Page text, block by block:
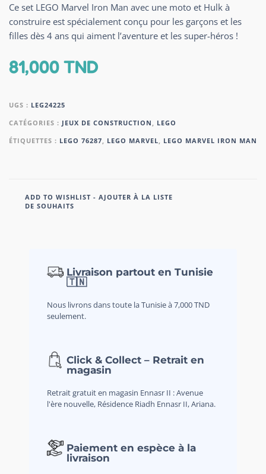
Ce set LEGO Marvel Iron Man avec une moto et Hulk à
construire est spécialement conçu pour les garçons et les
filles dès 4 ans qui aiment l’aventure et les super-héros !
81,000TND
UGS : LEG24225
CATÉGORIES : JEUX DE CONSTRUCTION
LEGO
ÉTIQUETTES : LEGO 76287 LEGO MARVEL LEGO MARVEL IRON MAN
ADD TO WISHLIST - AJOUTER À LA LISTE
DE SOUHAITS
Livraison partout en Tunisie
🇹🇳
Nous livrons dans toute la Tunisie à 7,000 TND
seulement.
Click & Collect – Retrait en
magasin
Retrait gratuit en magasin Ennasr II : Avenue
l'ère nouvelle, Résidence Riadh Ennasr II, Ariana.
Paiement en espèce à la
livraison